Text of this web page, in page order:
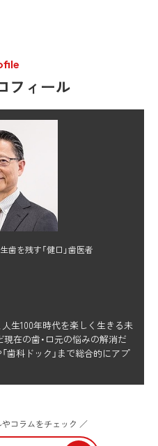
フィール
歯を残す「健口」歯医者
生100年時代を楽しく生きる未
在の歯・口元の悩みの解消だ
歯科ドック」まで総合的にアプ
コラムをチェック ／